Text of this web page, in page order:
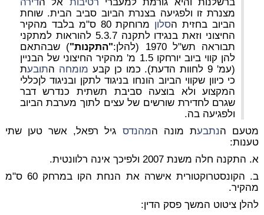
מצנרת זו ולפגיעה בצנרת הביוב סביב הבית. שוחת
הביוב בחזית הסלון
מרוחקת 80 ס"מ בלבד מהקיר
החיצוני וזאת בנגידו לתקנה 5.3.7 להוראות למתקני
תבוראה תש"ל 1970 (להלן:
"התקנות") שבהתאם
להן קווי ביוב יורחקו 1.5 מ' מהקיר החיצוני של הבניין
(עמ' 9 לחוות הדעת). כמו כן קבע
מומחה התובעת
כי כיוון שקווי הביוב הונחו בניגוד לתקן ובניגוד לןכללי
המקצוע ולא בוצעה סביבת תשתית כנדרש דבר
שגרם לחדירת שורשים של עצים לתוך מערבת הביוב
ולפגיעה בה.
מטעם הנתבעת מונה המהנדס גיל רפאל, אשר טען שתי
טענות:
א. התקנה חלה משנת 2007 ולפיכך אינה רלוונטית.
ב. הקונסטרוקטורית אישרה את הנחת הקו במרחק 60 ס"מ
מהקיר.
להלן ציטוט המשך פסק הדין: